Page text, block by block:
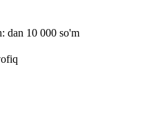
dan 10 000 so'm